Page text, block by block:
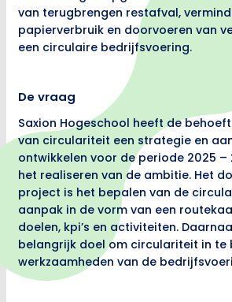
van terugbrengen restafval,
papierverbruik en doorvoeren van
een circulaire bedrijfsvoering.
De vraag
Saxion Hogeschool heeft de
van circulariteit een strategie en
ontwikkelen voor de periode 2025
het realiseren van de ambitie. Het
project is het bepalen van de
aanpak in de vorm van een
doelen, kpi’s en activiteiten.
belangrijk doel om circulariteit in te
werkzaamheden van de